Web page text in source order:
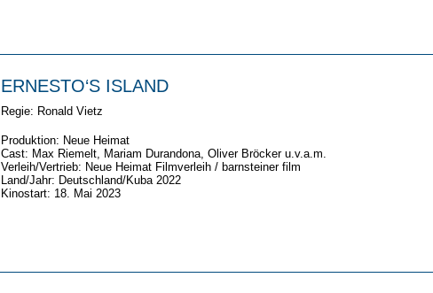
ERNESTO‘S ISLAND
Regie: Ronald Vietz
Produktion: Neue Heimat
Cast: Max Riemelt, Mariam Durandona, Oliver Bröcker u.v.a.m.
Verleih/Vertrieb: Neue Heimat Filmverleih / barnsteiner film
Land/Jahr: Deutschland/Kuba 2022
Kinostart: 18. Mai 2023